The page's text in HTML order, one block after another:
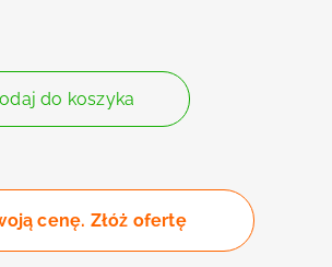
cenę. Złóż ofertę
do koszyka